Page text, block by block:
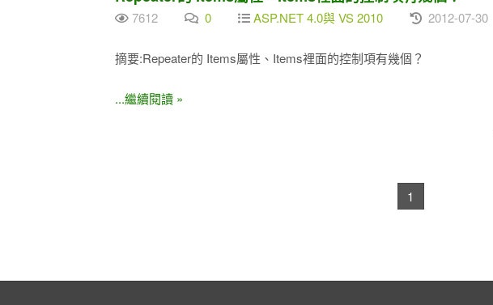
7612 0 ASP.NET 4.0與 VS 2010 2012-07-30
摘要:Repeater的 Items屬性、Items裡面的控制項有幾個？
...繼續閱讀 »
1